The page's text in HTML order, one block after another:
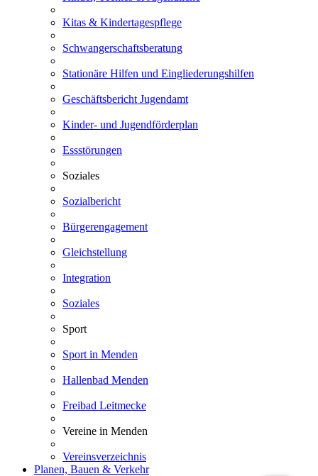
Kitas & Kindertagespflege
Schwangerschaftsberatung
Stationäre Hilfen und Eingliederungshilfen
Geschäftsbericht Jugendamt
Kinder- und Jugendförderplan
Essstörungen
Soziales
Sozialbericht
Bürgerengagement
Gleichstellung
Integration
Soziales
Sport
Sport in Menden
Hallenbad Menden
Freibad Leitmecke
Vereine in Menden
Vereinsverzeichnis
Planen, Bauen & Verkehr